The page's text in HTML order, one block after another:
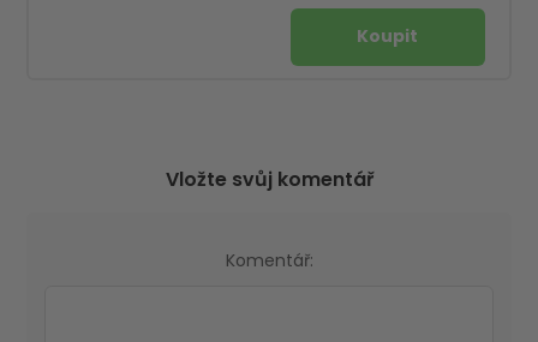
Vložte svůj komentář
Komentář: